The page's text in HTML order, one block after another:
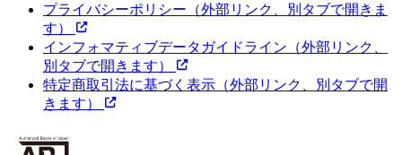
プライバシーポリシー （外部リンク、別タブで開きま
す）
インフォマティブデータガイドライン （外部リンク、
別タブで開きます）
特定商取引法に基づく表示 （外部リンク、別タブで開
きます）